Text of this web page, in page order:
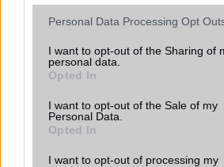
Please note that this website/app uses
not limited to your visit or usage
grant or deny consent to Google and
use your data for below specified
consent section.
Personal Data Processing Opt
I want to opt-out of the Sharing of
personal data.
Opted In
I want to opt-out of the Sale of my
Personal Data.
Opted In
I want to opt-out of processing my
Ez a rejtett Samsung
megváltoztatja a
2026.07.12
Az Edge Panel az egyik
miközben a Pixel telefonokból